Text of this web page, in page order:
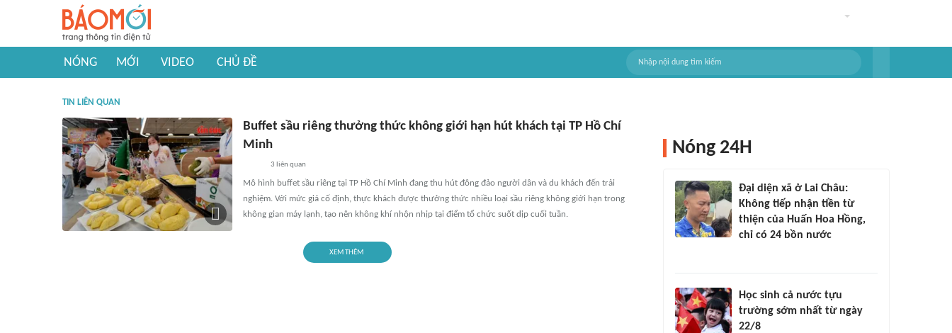
NÓNG MỚI VIDEO CHỦ ĐỀ
TIN LIÊN QUAN
Buffet sầu riêng thưởng thức không giới hạn hút khách tại TP Hồ Chí
Minh
3 liên quan
Mô hình buffet sầu riêng tại TP Hồ Chí Minh đang thu hút đông đảo người dân và du khách đến trải
nghiệm. Với mức giá cố định, thực khách được thưởng thức nhiều loại sầu riêng không giới hạn trong
không gian máy lạnh, tạo nên không khí nhộn nhịp tại điểm tổ chức suốt dịp cuối tuần.
XEM THÊM
Nóng 24H
Đại diện xã ở Lai Châu:
Không tiếp nhận tiền từ
thiện của Huấn Hoa Hồng,
chỉ có 24 bồn nước
Học sinh cả nước tựu
trường sớm nhất từ ngày
22/8